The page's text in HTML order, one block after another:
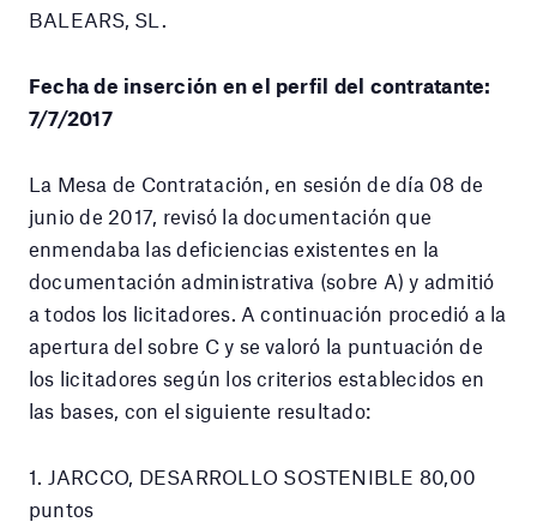
BALEARS, SL.
Fecha de inserción en el perfil del contratante:
7/7/2017
La Mesa de Contratación, en sesión de día 08 de
junio de 2017, revisó la documentación que
enmendaba las deficiencias existentes en la
documentación administrativa (sobre A) y admitió
a todos los licitadores. A continuación procedió a la
apertura del sobre C y se valoró la puntuación de
los licitadores según los criterios establecidos en
las bases, con el siguiente resultado:
1. JARCCO, DESARROLLO SOSTENIBLE 80,00
puntos